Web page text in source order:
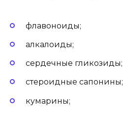
флавоноиды;
алкалоиды;
сердечные гликозиды;
стероидные сапонины;
кумарины;